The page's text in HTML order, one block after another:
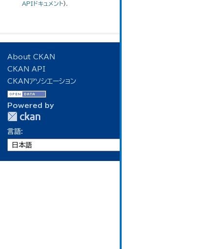
APIドキュメント).
About CKAN
CKAN API
CKANアソシエーション
Powered by
言語